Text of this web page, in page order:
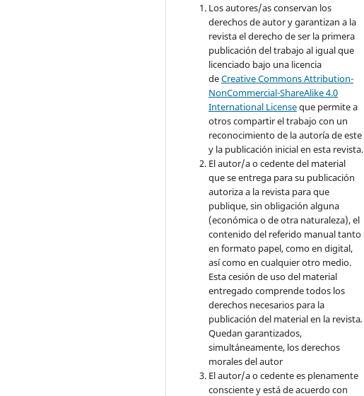
Los autores/as conservan los
derechos de autor y garantizan a la
revista el derecho de ser la primera
publicación del trabajo al igual que
licenciado bajo una licencia
deCreative Commons Attribution-
NonCommercial-ShareAlike 4.0
International Licenseque permite a
otros compartir el trabajo con un
reconocimiento de la autoría de este
y la publicación inicial en esta revista.
El autor/a o cedente del material
que se entrega para su publicación
autoriza a la revista para que
publique, sin obligación alguna
(económica o de otra naturaleza), el
contenido del referido manual tanto
en formato papel, como en digital,
así como en cualquier otro medio.
Esta cesión de uso del material
entregado comprende todos los
derechos necesarios para la
publicación del material en la revista.
Quedan garantizados,
simultáneamente, los derechos
morales del autor
El autor/a o cedente es plenamente
consciente y está de acuerdo con